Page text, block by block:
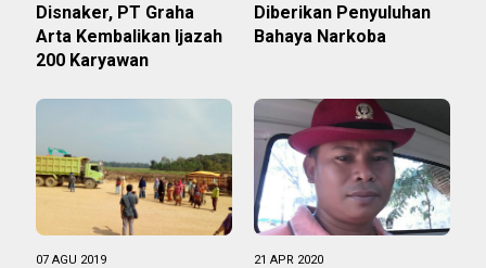
Disnaker, PT Graha
Arta Kembalikan Ijazah
200 Karyawan
Diberikan Penyuluhan
Bahaya Narkoba
07 AGU 2019 21 APR 2020